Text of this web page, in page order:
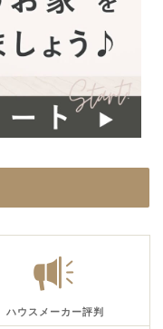
ハウスメーカー評判